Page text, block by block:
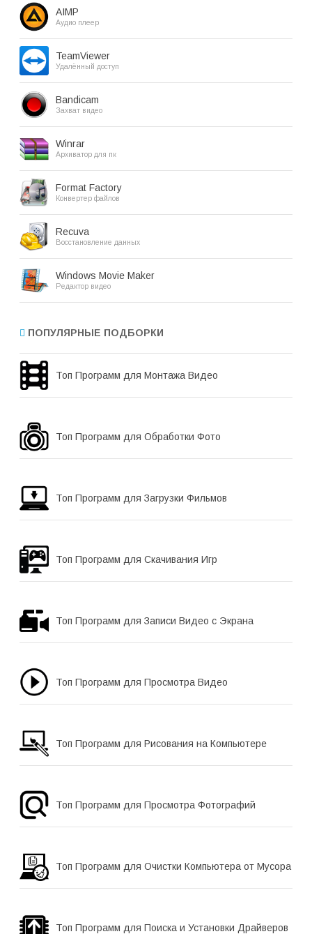
AIMP
Аудио плеер
TeamViewer
Удалённый доступ
Bandicam
Захват видео
Winrar
Архиватор для пк
Format Factory
Конвертер файлов
Recuva
Восстановление данных
Windows Movie Maker
Редактор видео
ПОПУЛЯРНЫЕ ПОДБОРКИ
Топ Программ для Монтажа Видео
Топ Программ для Обработки Фото
Топ Программ для Загрузки Фильмов
Топ Программ для Скачивания Игр
Топ Программ для Записи Видео с Экрана
Топ Программ для Просмотра Видео
Топ Программ для Рисования на Компьютере
Топ Программ для Просмотра Фотографий
Топ Программ для Очистки Компьютера от Мусора
Топ Программ для Поиска и Установки Драйверов